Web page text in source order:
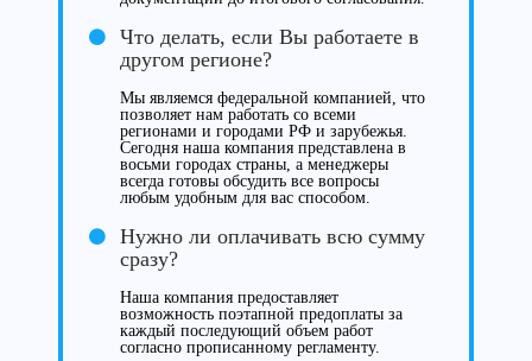
Что делать, если Вы работаете в
другом регионе?
Мы являемся федеральной компанией, что
позволяет нам работать со всеми
регионами и городами РФ и зарубежья.
Сегодня наша компания представлена в
восьми городах страны, а менеджеры
всегда готовы обсудить все вопросы
любым удобным для вас способом.
Нужно ли оплачивать всю сумму
сразу?
Наша компания предоставляет
возможность поэтапной предоплаты за
каждый последующий объем работ
согласно прописанному регламенту.